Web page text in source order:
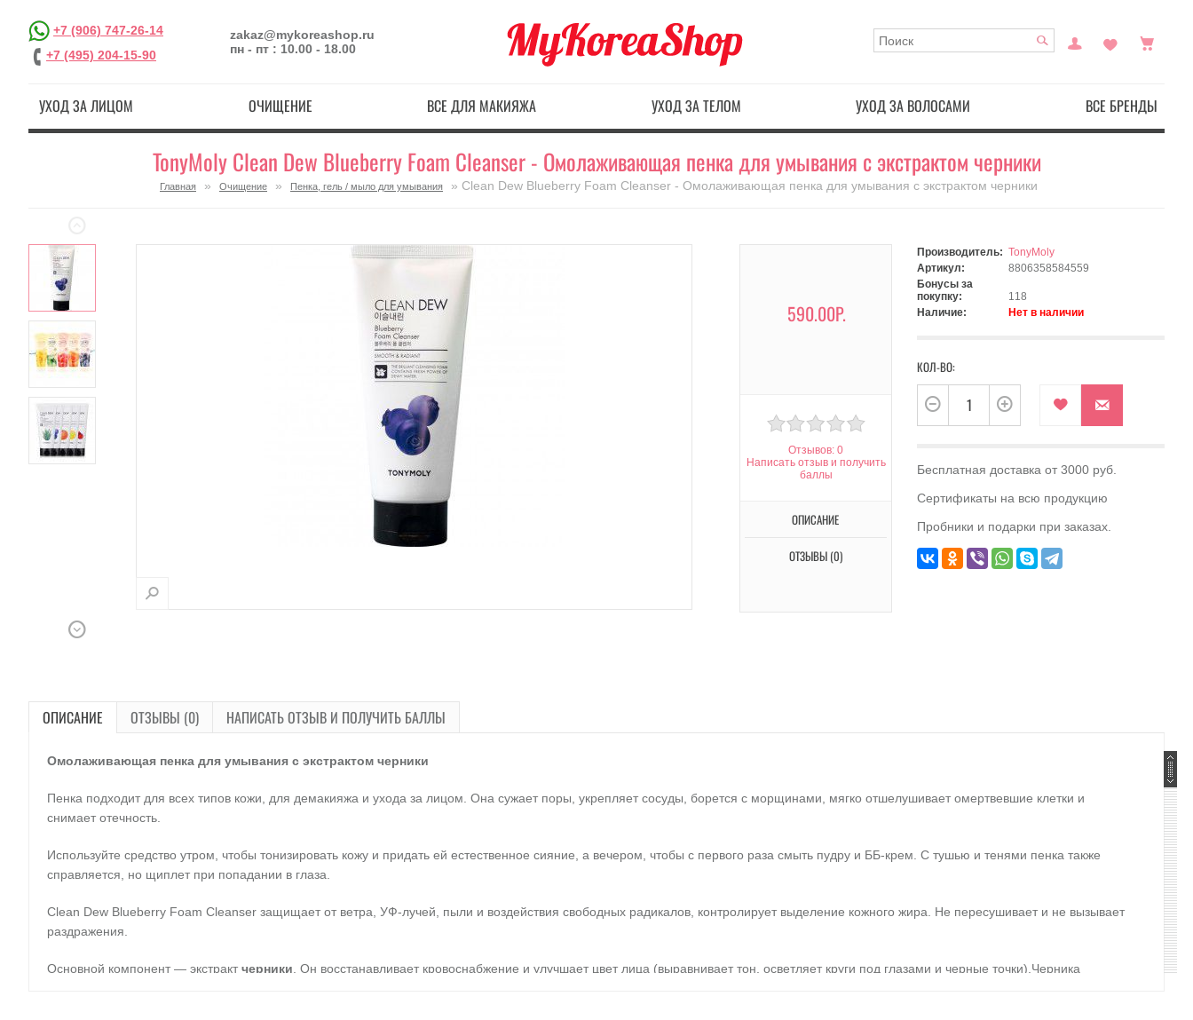
+7 (906) 747-26-14
+7 (495) 204-15-90
zakaz@mykoreashop.ru
пн - пт : 10.00 - 18.00
УХОД ЗА ЛИЦОМ ОЧИЩЕНИЕ ВСЕ ДЛЯ МАКИЯЖА УХОД ЗА ТЕЛОМ УХОД ЗА ВОЛОСАМИ ВСЕ БРЕНДЫ
TonyMoly Clean Dew Blueberry Foam Cleanser - Омолаживающая пенка для умывания с экстрактом черники
Главная » Очищение » Пенка, гель / мыло для умывания » Clean Dew Blueberry Foam Cleanser - Омолаживающая пенка для умывания с экстрактом черники
590.00Р.
Отзывов: 0
Написать отзыв и получить
баллы
ОПИСАНИЕ
ОТЗЫВЫ (0)
Производитель: TonyMoly
Артикул:
8806358584559
Бонусы за
покупку:
118
Наличие:
Нет в наличии
КОЛ-ВО:
Бесплатная доставка от 3000 руб.
Сертификаты на всю продукцию
Пробники и подарки при заказах.
ОПИСАНИЕ ОТЗЫВЫ (0) НАПИСАТЬ ОТЗЫВ И ПОЛУЧИТЬ БАЛЛЫ
Омолаживающая пенка для умывания с экстрактом черники
Пенка подходит для всех типов кожи, для демакияжа и ухода за лицом. Она сужает поры, укрепляет сосуды, борется с морщинами, мягко отшелушивает омертвевшие клетки и
снимает отечность.
Используйте средство утром, чтобы тонизировать кожу и придать ей естественное сияние, а вечером, чтобы с первого раза смыть пудру и ББ-крем. С тушью и тенями пенка также
справляется, но щиплет при попадании в глаза.
Clean Dew Blueberry Foam Cleanser защищает от ветра, УФ-лучей, пыли и воздействия свободных радикалов, контролирует выделение кожного жира. Не пересушивает и не вызывает
раздражения.
Основной компонент — экстракт черники . Он восстанавливает кровоснабжение и улучшает цвет лица (выравнивает тон, осветляет круги под глазами и черные точки).Черника